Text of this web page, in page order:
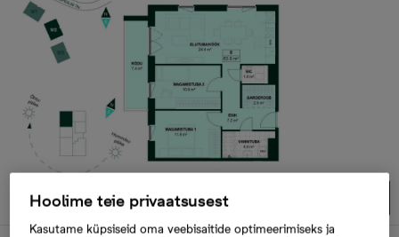
Oставить контактную информацию
Hoolime teie privaatsusest
Kasutame küpsiseid oma veebisaitide optimeerimiseks ja